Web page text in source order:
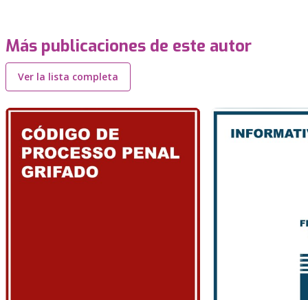
Más publicaciones de este autor
Ver la lista completa